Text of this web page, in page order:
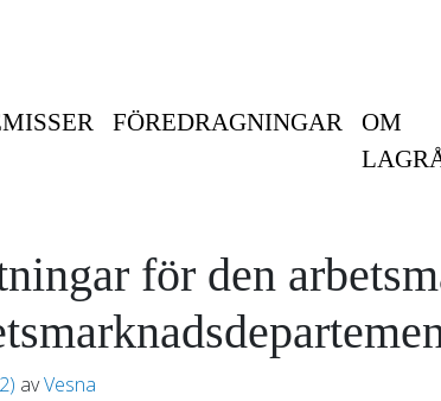
FÖREDRAGNINGAR
OM
för den
avVesna